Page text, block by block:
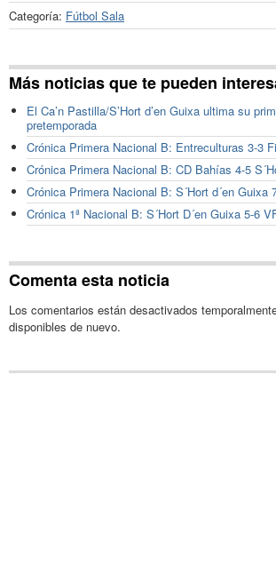
Categoría: Fútbol Sala
Más noticias que te pueden
El Ca’n Pastilla/S’Hort d’en Guixa ultima su
pretemporada
Crónica Primera Nacional B: Entreculturas 3-3
Crónica Primera Nacional B: CD Bahías 4-5
Crónica Primera Nacional B: S´Hort d´en Guixa
Crónica 1ª Nacional B: S´Hort D´en Guixa 5-6
Comenta esta noticia
Los comentarios están desactivados
disponibles de nuevo.